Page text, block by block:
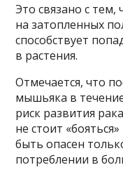
Это связано с
на затопленных
способствует
в растения.
Отмечается, что
мышьяка в
риск развития
не стоит
быть опасен
потреблении в